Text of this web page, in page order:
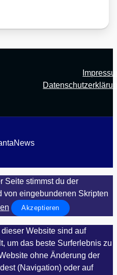
Seite stimmst du der
von eingebundenen Skripten
Akzeptieren
Website sind auf
um das beste Surferlebnis zu
ohne Änderung der
(Navigation) oder auf